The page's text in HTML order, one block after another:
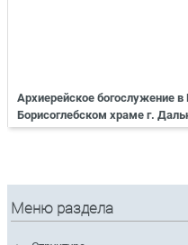
Архиерейское богослужение
Борисоглебском храме г.
Меню раздела